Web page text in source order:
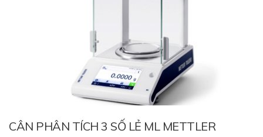
CÂN PHÂN TÍCH 3 SỐ LẺ ML METTLER